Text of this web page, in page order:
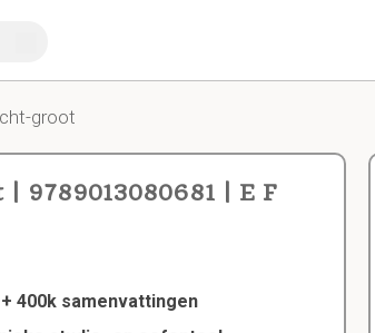
groot
| 9789013080681 | E F
400k samenvattingen